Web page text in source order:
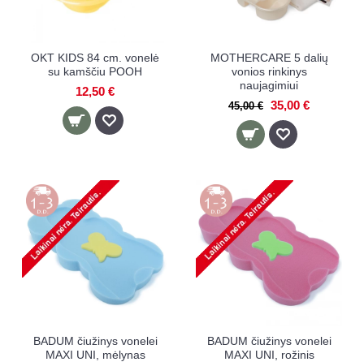
OKT KIDS 84 cm. vonelė
su kamščiu POOH
12,50 €
MOTHERCARE 5 dalių
vonios rinkinys
naujagimiui
45,00 € 35,00 €
BADUM čiužinys vonelei
MAXI UNI, mėlynas
BADUM čiužinys vonelei
MAXI UNI, rožinis